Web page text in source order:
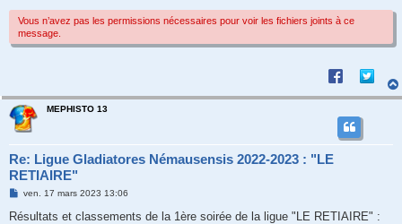
Vous n’avez pas les permissions nécessaires pour voir les fichiers joints à ce
message.
MEPHISTO 13
Re: Ligue Gladiatores Némausensis 2022-2023 : "LE
RETIAIRE"
M
s
ven. 17 mars 2023 13:06
Résultats et classements de la 1ère soirée de la ligue "LE RETIAIRE" :